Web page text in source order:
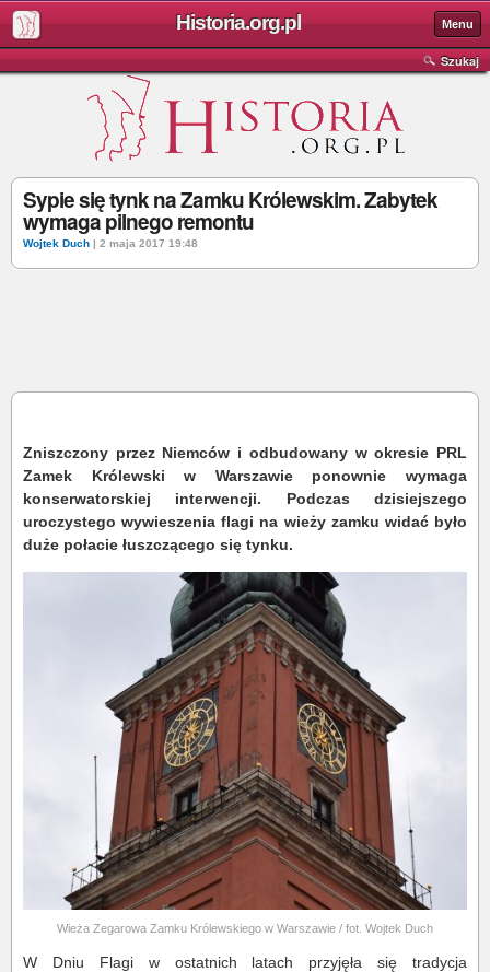
Historia.org.pl Menu
Szukaj
Sypie się tynk na Zamku Królewskim. Zabytek
wymaga pilnego remontu
Wojtek Duch | 2 maja 2017 19:48
Zniszczony przez Niemców i odbudowany w okresie PRL
Zamek Królewski w Warszawie ponownie wymaga
konserwatorskiej interwencji. Podczas dzisiejszego
uroczystego wywieszenia flagi na wieży zamku widać było
duże połacie łuszczącego się tynku.
Wieża Zegarowa Zamku Królewskiego w Warszawie / fot. Wojtek Duch
W Dniu Flagi w ostatnich latach przyjęła się tradycja